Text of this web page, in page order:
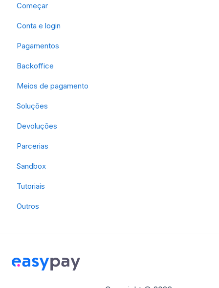
Começar
Conta e login
Pagamentos
Backoffice
Meios de pagamento
Soluções
Devoluções
Parcerias
Sandbox
Tutoriais
Outros